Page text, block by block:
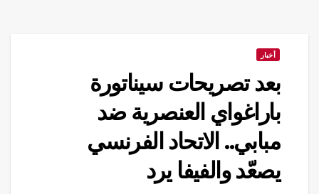
أخبار
بعد تصريحات سيناتورة
باراغواي العنصرية ضد
مبابي.. الاتحاد الفرنسي
يصعّد والفيفا يرد